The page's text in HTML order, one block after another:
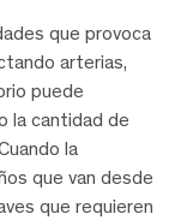
que provoca
arterias,
puede
la cantidad de
la
que van desde
que requieren